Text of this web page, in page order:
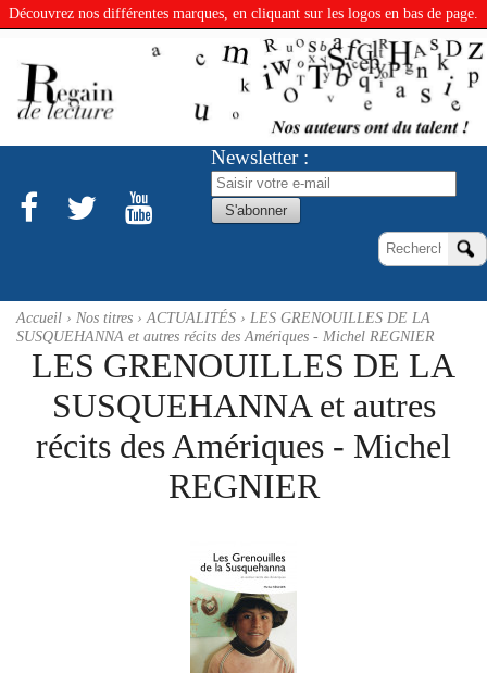
Découvrez nos différentes marques, en cliquant sur les logos en bas de page.
Newsletter :
Accueil › Nos titres › ACTUALITÉS › LES GRENOUILLES DE LA
SUSQUEHANNA et autres récits des Amériques - Michel REGNIER
LES GRENOUILLES DE LA
SUSQUEHANNA et autres
récits des Amériques - Michel
REGNIER